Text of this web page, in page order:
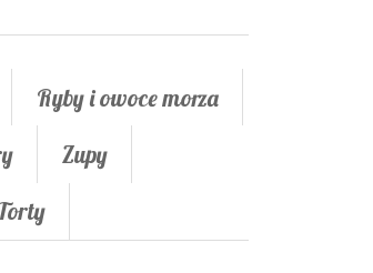
Ryby i owoce morza
Zupy